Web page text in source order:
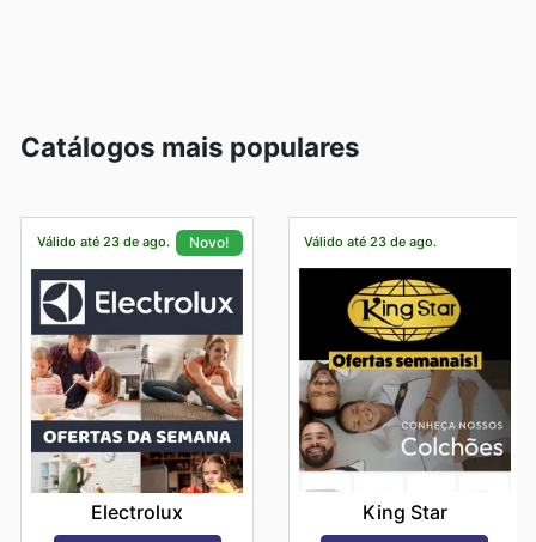
Catálogos mais populares
Válido até 23 de ago. Novo!
Electrolux
Válido até 23 de ago.
King Star